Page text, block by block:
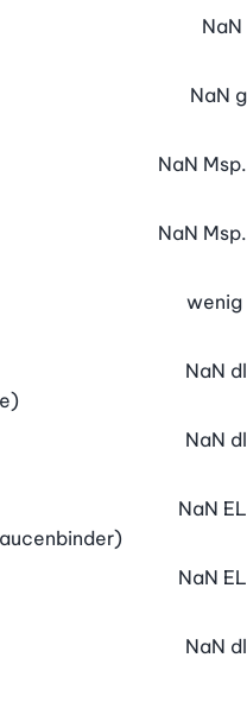
NaN
NaN g
NaN Msp.
NaN Msp.
wenig
NaN dl
NaN dl
NaN EL
NaN EL
NaN dl